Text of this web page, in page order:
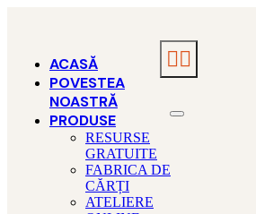
Toggle
Navigation
ACASĂ
POVESTEA
NOASTRĂ
PRODUSE
RESURSE
GRATUITE
FABRICA DE
CĂRȚI
ATELIERE